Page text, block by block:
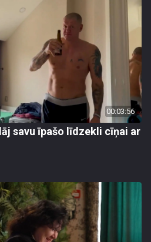
00:03:56
savu īpašo līdzekli cīņai ar